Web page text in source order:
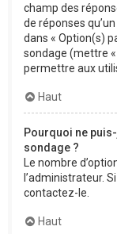
champ des
de réponses
dans « Option(s)
sondage (mettre
permettre aux
Haut
Pourquoi ne
sondage ?
Le nombre
l’administrateur.
contactez-le.
Haut